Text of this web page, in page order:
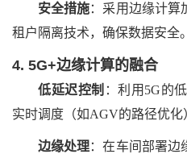
安全措施：采用边缘计算
租户隔离技术，确保数据安全。
4. 5G+边缘计算的融合
低延迟控制 ：利用5G的
实时调度（如AGV的路径优化
边缘处理：在车间部署边